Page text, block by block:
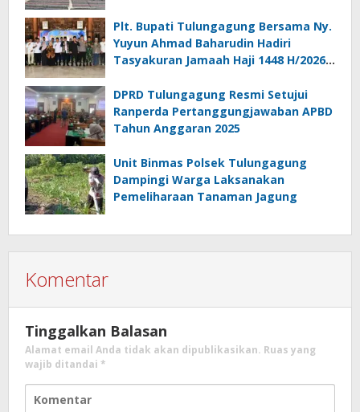
Plt. Bupati Tulungagung Bersama Ny.
Yuyun Ahmad Baharudin Hadiri
Tasyakuran Jamaah Haji 1448 H/2026
DPRD Tulungagung Resmi Setujui
Ranperda Pertanggungjawaban APBD
Tahun Anggaran 2025
Unit Binmas Polsek Tulungagung
Dampingi Warga Laksanakan
Pemeliharaan Tanaman Jagung
Komentar
Tinggalkan Balasan
Alamat email Anda tidak akan dipublikasikan. Ruas yang
wajib ditandai *